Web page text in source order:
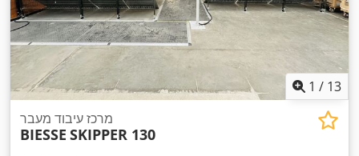
1 / 13
מרכז עיבוד מעבר
BIESSE SKIPPER 130